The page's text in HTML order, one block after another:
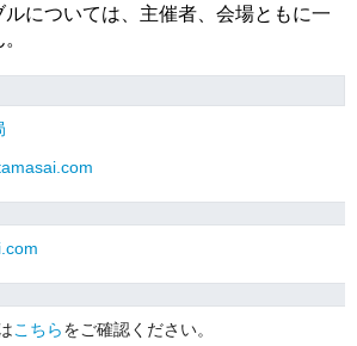
については、主催者、会場ともに一
こちらをご確認ください。